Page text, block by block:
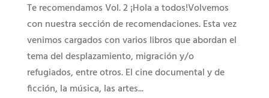
Te recomendamos Vol. 2 ¡Hola a todos!Volvemos
con nuestra sección de recomendaciones. Esta vez
venimos cargados con varios libros que abordan el
tema del desplazamiento, migración y/o
refugiados, entre otros. El cine documental y de
ficción, la música, las artes...